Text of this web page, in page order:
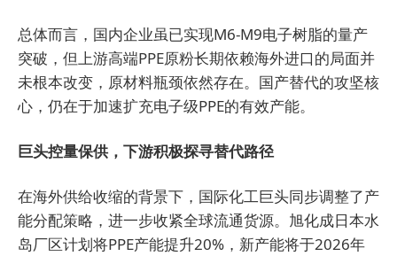
总体而言，国内企业虽已实现M6-M9电子树脂的量产
突破，但上游高端PPE原粉长期依赖海外进口的局面并
未根本改变，原材料瓶颈依然存在。国产替代的攻坚核
心，仍在于加速扩充电子级PPE的有效产能。
巨头控量保供，下游积极探寻替代路径
在海外供给收缩的背景下，国际化工巨头同步调整了产
能分配策略，进一步收紧全球流通货源。旭化成日本水
岛厂区计划将PPE产能提升20%，新产能将于2026年